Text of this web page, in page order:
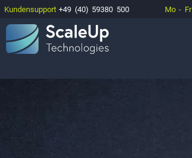
Kundensupport +49 (40) 59380 500 Mo - Fr